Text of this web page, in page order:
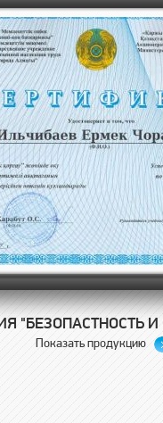
"БЕЗОПАСТНОСТЬ
Показать продукцию